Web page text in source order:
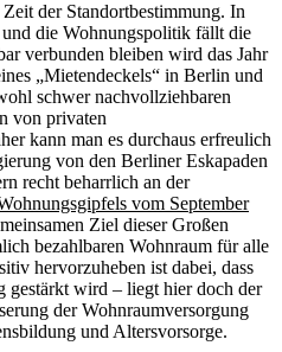
der Standortbestimmung. In
die Wohnungspolitik fällt die
verbunden bleiben wird das Jahr
„Mietendeckels“ in Berlin und
schwer nachvollziehbaren
von privaten
kann man es durchaus erfreulich
von den Berliner Eskapaden
recht beharrlich an der
vom September
Ziel dieser Großen
bezahlbaren Wohnraum für alle
hervorzuheben ist dabei, dass
gestärkt wird – liegt hier doch der
der Wohnraumversorgung
und Altersvorsorge.